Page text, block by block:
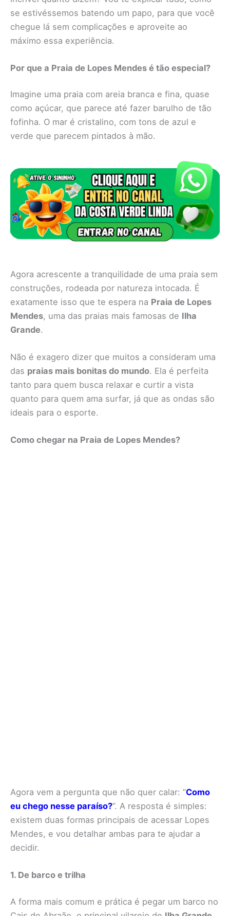
se estivéssemos batendo um papo, para que você
chegue lá sem complicações e aproveite ao
máximo essa experiência.
Por que a Praia de Lopes Mendes é tão especial?
Imagine uma praia com areia branca e fina, quase
como açúcar, que parece até fazer barulho de tão
fofinha. O mar é cristalino, com tons de azul e
verde que parecem pintados à mão.
Agora acrescente a tranquilidade de uma praia sem
construções, rodeada por natureza intocada. É
exatamente isso que te espera na Praia de Lopes
Mendes, uma das praias mais famosas de Ilha
Grande.
Não é exagero dizer que muitos a consideram uma
das praias mais bonitas do mundo. Ela é perfeita
tanto para quem busca relaxar e curtir a vista
quanto para quem ama surfar, já que as ondas são
ideais para o esporte.
Como chegar na Praia de Lopes Mendes?
Agora vem a pergunta que não quer calar: “Como
eu chego nesse paraíso?”. A resposta é simples:
existem duas formas principais de acessar Lopes
Mendes, e vou detalhar ambas para te ajudar a
decidir.
1. De barco e trilha
A forma mais comum e prática é pegar um barco no